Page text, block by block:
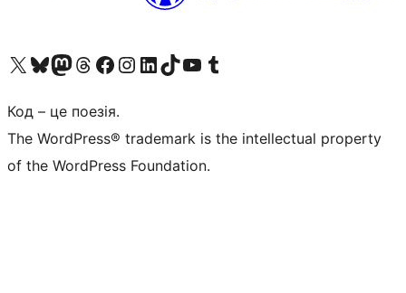
Visit our X (formerly Twitter) account
Visit our Bluesky account
Завітайте до нашої стрічки в Mastodon
Visit our Threads account
Завітайте на нашу сторінку в Facebook
Visit our Instagram account
Visit our LinkedIn account
Visit our TikTok account
Visit our YouTube channel
Visit our Tumblr account
Код – це поезія.
The WordPress® trademark is the intellectual property
of the WordPress Foundation.